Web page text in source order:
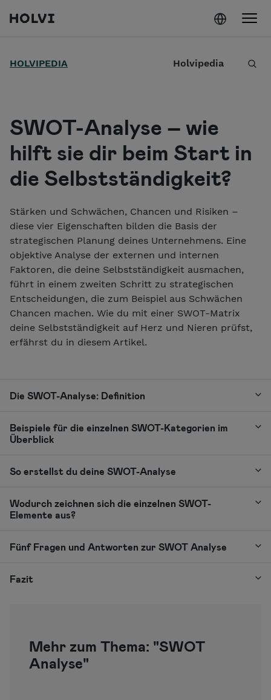
Holvi
HOLVIPEDIA Holvipedia
S
SWOT-Analyse – wie
hilft sie dir beim Start in
die Selbstständigkeit?
Stärken und Schwächen, Chancen und Risiken –
diese vier Eigenschaften bilden die Basis der
strategischen Planung deines Unternehmens. Eine
objektive Analyse der externen und internen
Faktoren, die deine Selbstständigkeit ausmachen,
führt in einem zweiten Schritt zu strategischen
Entscheidungen, die zum Beispiel aus Schwächen
Chancen machen. Wie du mit einer SWOT-Matrix
deine Selbstständigkeit auf Herz und Nieren prüfst,
erfährst du in diesem Artikel.
Die SWOT-Analyse: Definition
Beispiele für die einzelnen SWOT-Kategorien im
Überblick
So erstellst du deine SWOT-Analyse
Wodurch zeichnen sich die einzelnen SWOT-
Elemente aus?
Fünf Fragen und Antworten zur SWOT Analyse
Fazit
Mehr zum Thema: "SWOT
Analyse"